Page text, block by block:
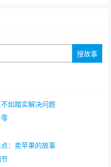
如踏实解决问题
：卖苹果的故事